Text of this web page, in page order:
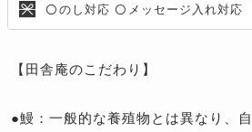
〇 のし対応 〇 メッセージ入れ対応
【田舎庵のこだわり】
●鰻：一般的な養殖物とは異なり、